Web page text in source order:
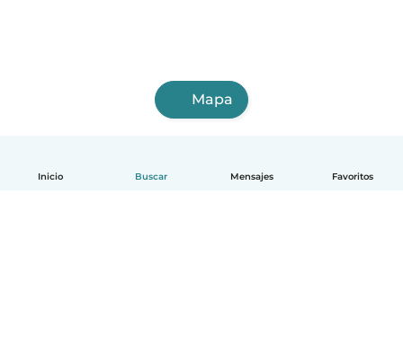
Inicio Buscar Mensajes Favoritos
Mapa